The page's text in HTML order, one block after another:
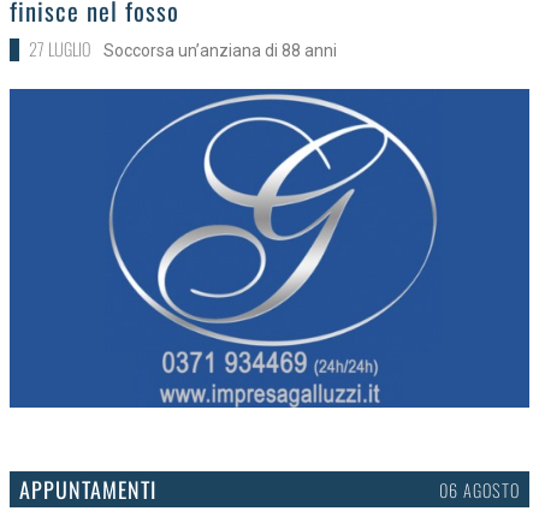
finisce nel fosso
27 LUGLIO Soccorsa un’anziana di 88 anni
APPUNTAMENTI 03 AGOSTO